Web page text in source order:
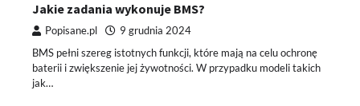
Jakie zadania wykonuje BMS?
Popisane.pl 9 grudnia 2024
BMS pełni szereg istotnych funkcji, które mają na celu ochronę
baterii i zwiększenie jej żywotności. W przypadku modeli takich
jak…